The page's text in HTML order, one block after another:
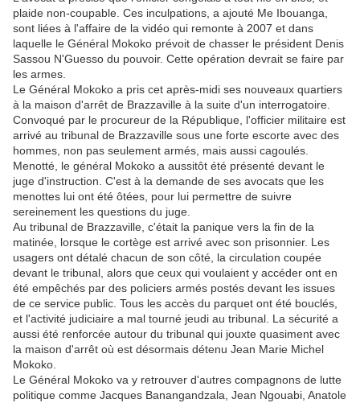
plaide non-coupable. Ces inculpations, a ajouté Me Ibouanga,
sont liées à l'affaire de la vidéo qui remonte à 2007 et dans
laquelle le Général Mokoko prévoit de chasser le président Denis
Sassou N'Guesso du pouvoir. Cette opération devrait se faire par
les armes.
Le Général Mokoko a pris cet après-midi ses nouveaux quartiers
à la maison d'arrêt de Brazzaville à la suite d'un interrogatoire.
Convoqué par le procureur de la République, l'officier militaire est
arrivé au tribunal de Brazzaville sous une forte escorte avec des
hommes, non pas seulement armés, mais aussi cagoulés.
Menotté, le général Mokoko a aussitôt été présenté devant le
juge d'instruction. C'est à la demande de ses avocats que les
menottes lui ont été ôtées, pour lui permettre de suivre
sereinement les questions du juge.
Au tribunal de Brazzaville, c'était la panique vers la fin de la
matinée, lorsque le cortège est arrivé avec son prisonnier. Les
usagers ont détalé chacun de son côté, la circulation coupée
devant le tribunal, alors que ceux qui voulaient y accéder ont en
été empêchés par des policiers armés postés devant les issues
de ce service public. Tous les accès du parquet ont été bouclés,
et l'activité judiciaire a mal tourné jeudi au tribunal. La sécurité a
aussi été renforcée autour du tribunal qui jouxte quasiment avec
la maison d'arrêt où est désormais détenu Jean Marie Michel
Mokoko.
Le Général Mokoko va y retrouver d'autres compagnons de lutte
politique comme Jacques Banangandzala, Jean Ngouabi, Anatole